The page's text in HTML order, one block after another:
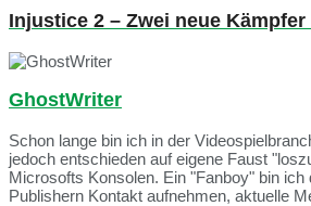
Injustice 2 – Zwei neue
GhostWriter
Schon lange bin ich in der
jedoch entschieden auf eigene Faust
Microsofts Konsolen. Ein "Fanboy" bin
Publishern Kontakt aufnehmen, aktuelle